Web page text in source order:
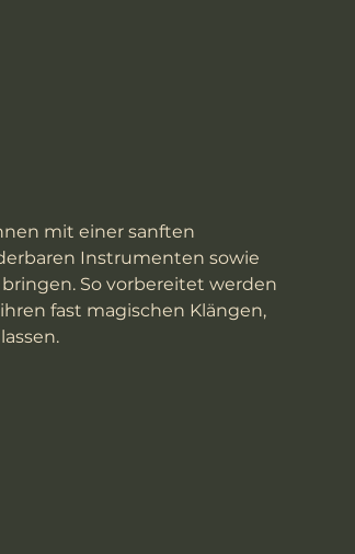
mit einer sanften
Instrumenten sowie
So vorbereitet werden
fast magischen Klängen,